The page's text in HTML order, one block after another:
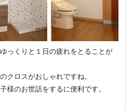
っくりと１日の疲れをとることが
クロスがおしゃれですね。
様のお世話をするに便利です。